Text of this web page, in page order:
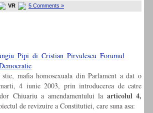
VR 5 Comments »
mafia homosexuala din Parlament a dat o
4 iunie 2003, prin introducerea de catre
Chiuariu a amendamentului la articolul 4,
de revizuire a Constitutiei, care suna asa: